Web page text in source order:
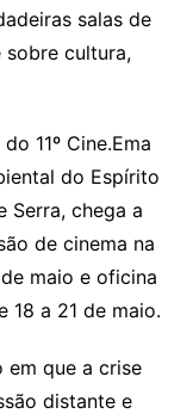
salas de
sobre cultura,
11º Cine.Ema
do Espírito
Serra, chega a
de cinema na
maio e oficina
18 a 21 de maio.
em que a crise
distante e